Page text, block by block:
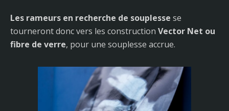
Les rameurs en recherche de souplesse se
tourneront donc vers les construction Vector Net ou
fibre de verre, pour une souplesse accrue.